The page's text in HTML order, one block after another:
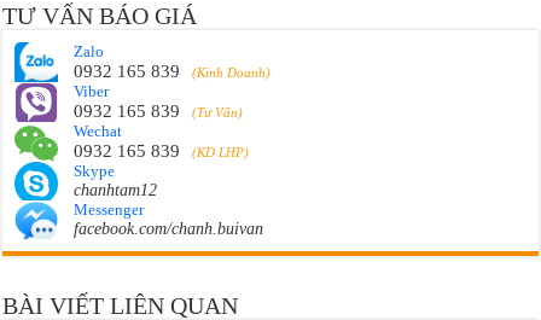
TƯ VẤN BÁO GIÁ
Zalo
0932 165 839 (Kinh Doanh)
Viber
0932 165 839 (Tư Vấn)
Wechat
0932 165 839 (KD LHP)
Skype
chanhtam12
Messenger
facebook.com/chanh.buivan
BÀI VIẾT LIÊN QUAN